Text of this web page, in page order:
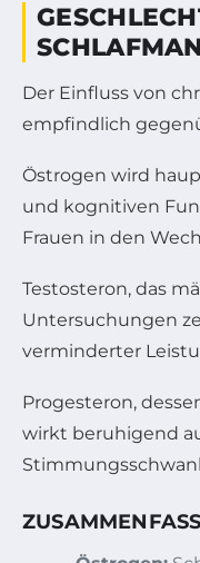
Der Einfluss von
empfindlich
Östrogen wird
und kognitiven
Frauen in den
Testosteron, das
Untersuchungen
verminderter
Progesteron,
wirkt beruhigend